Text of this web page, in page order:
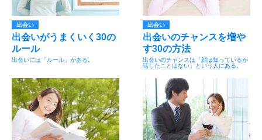
出会い
出会いがうまくいく30の
ルール
出会いには「ルール」がある。
出会い
出会いのチャンスを増や
す30の方法
出会いのチャンスは「顔は知っているが
話したことはない」という人にある。